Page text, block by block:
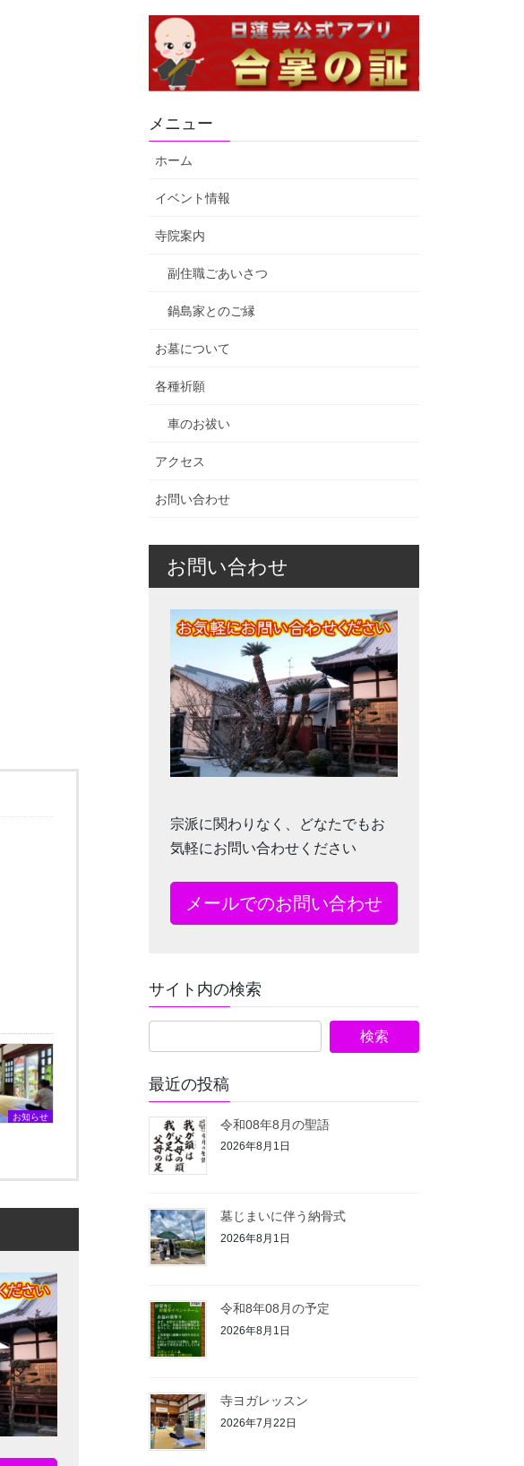
お知らせ
メニュー
ホーム
イベント情報
寺院案内
副住職ごあいさつ
鍋島家とのご縁
お墓について
各種祈願
車のお祓い
アクセス
お問い合わせ
お問い合わせ
宗派に関わりなく、どなたでもお
気軽にお問い合わせください
メールでのお問い合わせ
サイト内の検索
最近の投稿
令和08年8月の聖語
2026年8月1日
墓じまいに伴う納骨式⁡
2026年8月1日
令和8年08月の予定
2026年8月1日
寺ヨガレッスン
2026年7月22日